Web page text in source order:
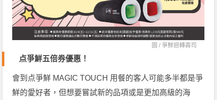
圖 /爭鮮迴轉壽司
点爭鮮五倍券優惠！
會到点爭鮮 MAGIC TOUCH 用餐的客人可能多半都是爭
鮮的愛好者，但想要嘗試新的品項或是更加高級的海